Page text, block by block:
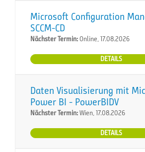
Microsoft Configuration
SCCM-CD
Nächster Termin:Online, 17.08.2026
DETAILS
Daten Visualisierung mit
Power BI - PowerBIDV
Nächster Termin:Wien, 17.08.2026
DETAILS